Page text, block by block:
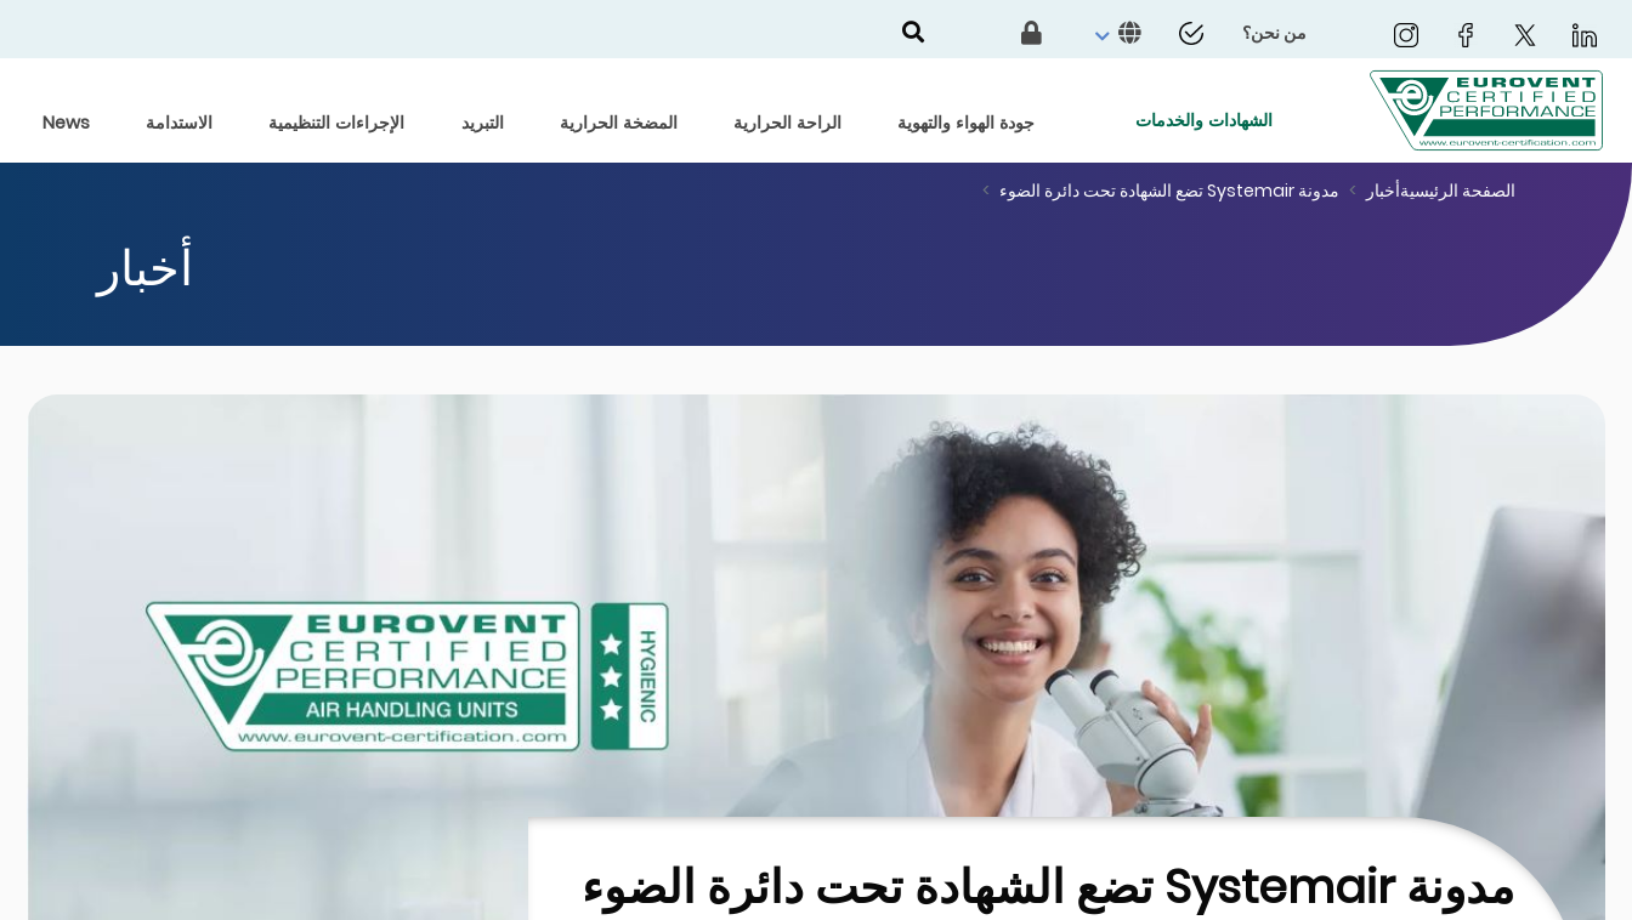
من نحن؟
الشهادات والخدمات جودة الهواء والتهوية الراحة الحرارية المضخة الحرارية التبريد الإجراءات التنظيمية الاستدامة News
الصفحة الرئيسيةأخبار مدونة Systemair تضع الشهادة تحت دائرة الضوء
أخبار
مدونة Systemair تضع الشهادة تحت دائرة الضوء